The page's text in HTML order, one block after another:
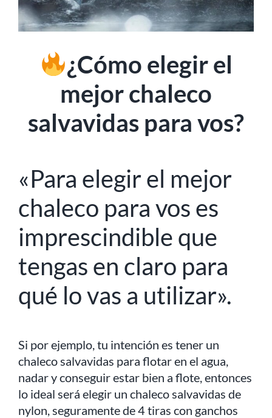
MI CUENTA
SEARCH
FOR:
¿Cómo elegir el
mejor chaleco
salvavidas para vos?
«Para elegir el mejor
chaleco para vos es
imprescindible que
tengas en claro para
qué lo vas a utilizar».
Si por ejemplo, tu intención es tener un
chaleco salvavidas para flotar en el agua,
nadar y conseguir estar bien a flote, entonces
lo ideal será elegir un chaleco salvavidas de
nylon, seguramente de 4 tiras con ganchos